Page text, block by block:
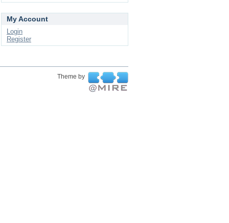
My Account
Login
Register
Theme by